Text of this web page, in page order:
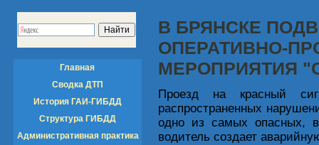
Главная
Сводка ДТП
История ГАИ-ГИБДД
Структура ГИБДД
Административная практика
В БРЯНСКЕ
ОПЕРАТИВНО-
МЕРОПРИЯТИЯ
Проезд на красный
распространенных
одно из самых опасных,
водитель создает